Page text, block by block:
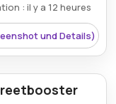
Aktionen
finden Sie
des Händlers.
: il y a 12 heures
und Details)